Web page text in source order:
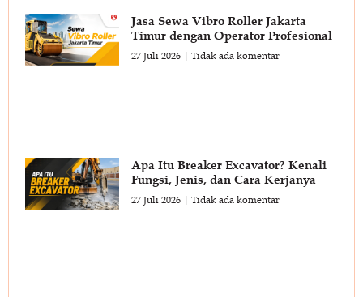
Jasa Sewa Vibro Roller Jakarta
Timur dengan Operator Profesional
27 Juli 2026 Tidak ada komentar
Apa Itu Breaker Excavator? Kenali
Fungsi, Jenis, dan Cara Kerjanya
27 Juli 2026 Tidak ada komentar